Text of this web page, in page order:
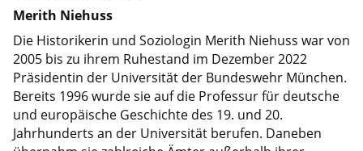
Merith Niehuss
Die Historikerin und Soziologin Merith Niehuss war von
2005 bis zu ihrem Ruhestand im Dezember 2022
Präsidentin der Universität der Bundeswehr München.
Bereits 1996 wurde sie auf die Professur für deutsche
und europäische Geschichte des 19. und 20.
Jahrhunderts an der Universität berufen. Daneben